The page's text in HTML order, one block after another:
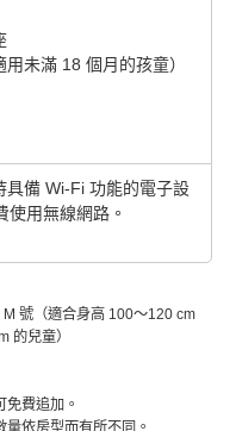
未滿 18 個月的孩童）
具備 Wi-Fi 功能的電子設
使用無線網路。
號（適合身高 100～120 cm
的兒童）
費追加。
依房型而有所不同。